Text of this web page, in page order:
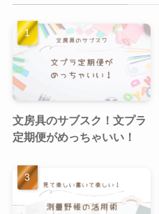
文房具のサブスク！文プラ
定期便がめっちゃいい！